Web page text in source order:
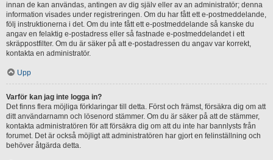
innan de kan användas, antingen av dig själv eller av an administratör; denna
information visades under registreringen. Om du har fått ett e-postmeddelande,
följ instruktionerna i det. Om du inte fått ett e-postmeddelande så kanske du
angav en felaktig e-postadress eller så fastnade e-postmeddelandet i ett
skräppostfilter. Om du är säker på att e-postadressen du angav var korrekt,
kontakta en administratör.
Upp
Varför kan jag inte logga in?
Det finns flera möjliga förklaringar till detta. Först och främst, försäkra dig om att
ditt användarnamn och lösenord stämmer. Om du är säker på att de stämmer,
kontakta administratören för att försäkra dig om att du inte har bannlysts från
forumet. Det är också möjligt att administratören har gjort en felinställning och
behöver åtgärda detta.